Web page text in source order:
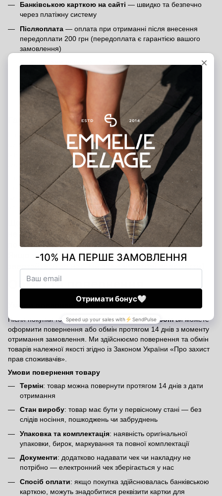
Банківською карткою на сайті — швидко та безпечно
через платіжну систему
Післяоплата — оплата при отриманні після внесення
передоплати 200 грн (передоплата є гарантією вашого
замовлення)
— ви можете переказати кошти на
наш розрахунковий рахунок
Оплата в шоурумах
— розрахуватися можна готівкою,
банківською карткою або через термінал у наших
магазинах у Києві та Харкові
Гарантія від виробника — 12 місяців
На всі вироби Emmelie Delage поширюється офіційна гарантія
від виробника строком на 12 місяців з дати покупки. Ми
впевнені у якості наших товарів і прагнемо, щоб кожна покупка
дарувала вам задоволення та комфорт.
Гарантія покриває виробничі дефекти матеріалів і фурнітури, а
також недоліки, що виникли з вини виробника. У разі
виявлення таких дефектів ми безкоштовно усунемо недоліки
або здійснимо обмін товару.
Щоб скористатися гарантійним обслуговуванням,
необхідно надати документ, що підтверджує
покупку.
Якщо у вас виникли питання щодо гарантії —
Обмін та повернення
Умови повернення та обміну
Після покупки товару на сайтіemmeliedelage.comви можете
оформити повернення або обмін протягом 14 днів з моменту
отримання замовлення. Ми здійснюємо повернення та обмін
товарів належної якості згідно із Законом України «Про захист
прав споживачів»
Умови повернення товару
Термін: товар можна повернути протягом 14 днів з дати
отримання
Стан виробу: товар має бути у первісному стані — без
слідів носіння, пошкоджень чи забруднень
Упаковка та комплектація: наявність оригінальної
упаковки, бирок, маркування та повної комплектації
Документи: додатково надавати чек чи накладну не
потрібно — електронний чек зберігається у нас
Спосіб оплати: якщо покупка здійснювалась банківською
карткою, можуть знадобитися реквізити картки для